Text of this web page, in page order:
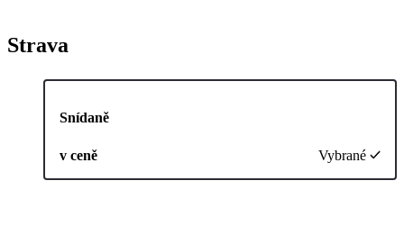
Strava
Snídaně
v ceně Vybrané